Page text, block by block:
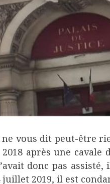
ne vous dit peut-être
après une
donc pas assisté,
2019, il est